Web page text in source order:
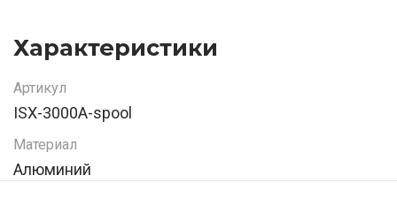
Характеристики
Артикул
ISX-3000A-spool
Материал
Алюминий